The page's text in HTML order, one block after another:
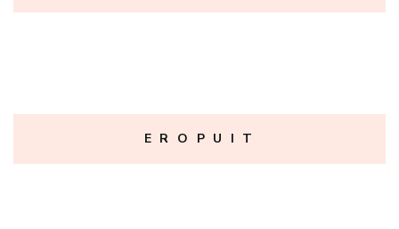
E R O P U I T